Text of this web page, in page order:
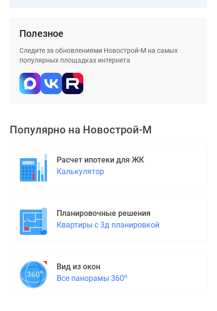
Видео
новостроек
Субсидированная
застройщиком
дома
Программа
реновации
Новостройки
премиум-
класса
класса
Рассрочка
Полезное
Следите за обновлениями Новострой-М на самых
популярных площадках интернета
Популярно на Новострой-М
Расчет ипотеки для ЖК
Калькулятор
Планировочные решения
Квартиры с 3д планировкой
Вид из окон
Все панорамы 360о